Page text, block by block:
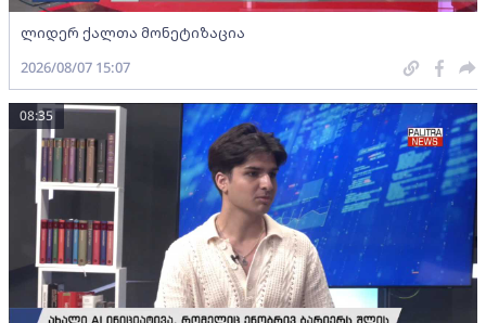
ლიდერ ქალთა მონეტიზაცია
2026/08/07 15:07
08:35